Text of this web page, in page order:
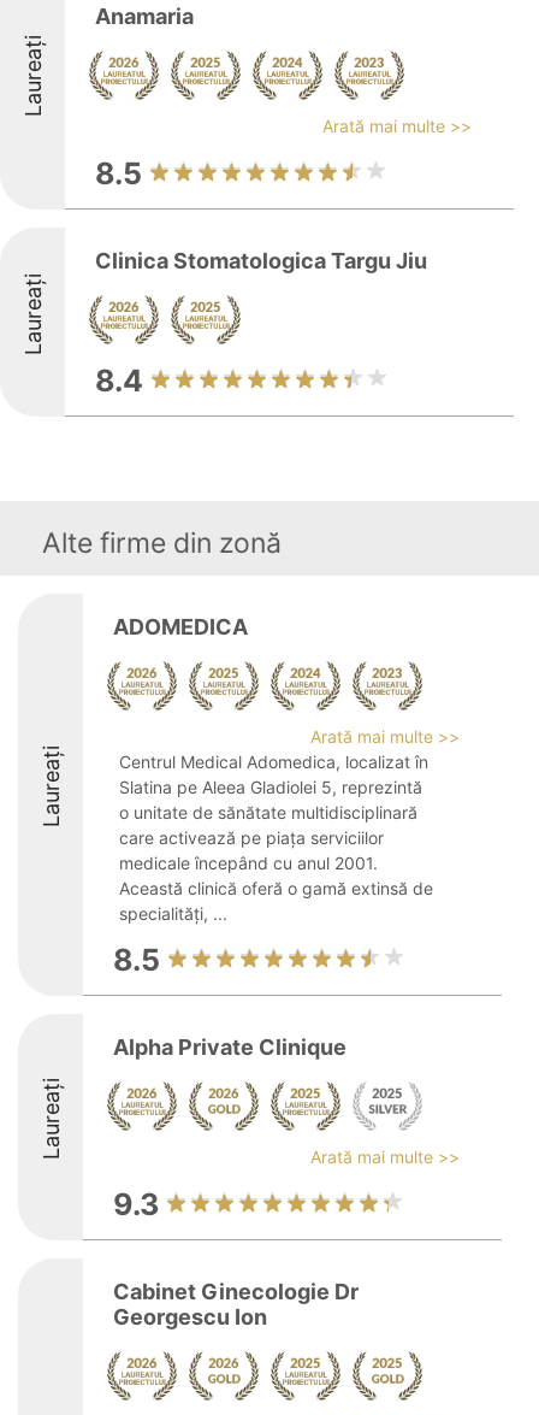
Laureați
Anamaria
Arată mai multe >>
8.5
Laureați
Clinica Stomatologica Targu Jiu
8.4
Alte firme din zonă
Laureați
ADOMEDICA
Arată mai multe >>
Centrul Medical Adomedica, localizat în
Slatina pe Aleea Gladiolei 5, reprezintă
o unitate de sănătate multidisciplinară
care activează pe piața serviciilor
medicale începând cu anul 2001.
Această clinică oferă o gamă extinsă de
specialități, ...
8.5
Laureați
Alpha Private Clinique
Arată mai multe >>
9.3
Cabinet Ginecologie Dr
Georgescu Ion